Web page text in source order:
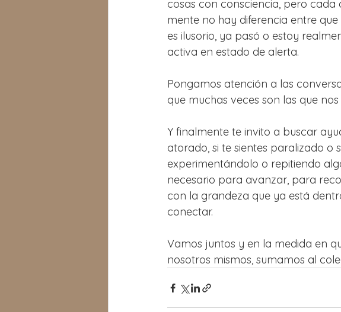
cosas con consciencia, pero
mente no hay diferencia entre
es ilusorio, ya pasó o estoy
activa en estado de alerta.
Pongamos atención a las
que muchas veces son las que
Y finalmente te invito a buscar
atorado, si te sientes paralizado o
experimentándolo o repitiendo
necesario para avanzar, para
con la grandeza que ya está
conectar.
Vamos juntos y en la medida en
nosotros mismos, sumamos al